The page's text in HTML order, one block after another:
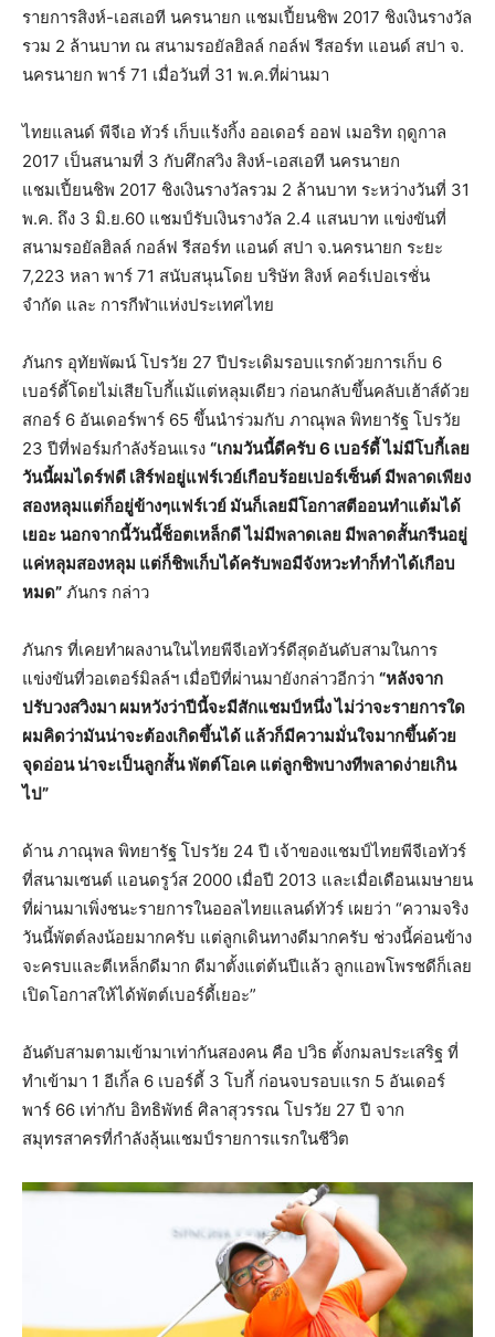
รายการสิงห์-เอสเอที นครนายก แชมเปี้ยนชิพ 2017 ชิงเงินรางวัล
รวม 2 ล้านบาท ณ สนามรอยัลฮิลล์ กอล์ฟ รีสอร์ท แอนด์ สปา จ.
นครนายก พาร์ 71 เมื่อวันที่ 31 พ.ค.ที่ผ่านมา
ไทยแลนด์ พีจีเอ ทัวร์ เก็บแร้งกิ้ง ออเดอร์ ออฟ เมอริท ฤดูกาล
2017 เป็นสนามที่ 3 กับศึกสวิง สิงห์-เอสเอที นครนายก
แชมเปี้ยนชิพ 2017 ชิงเงินรางวัลรวม 2 ล้านบาท ระหว่างวันที่ 31
พ.ค. ถึง 3 มิ.ย.60 แชมป์รับเงินรางวัล 2.4 แสนบาท แข่งขันที่
สนามรอยัลฮิลล์ กอล์ฟ รีสอร์ท แอนด์ สปา จ.นครนายก ระยะ
7,223 หลา พาร์ 71 สนับสนุนโดย บริษัท สิงห์ คอร์เปอเรชั่น
จำกัด และ การกีฬาแห่งประเทศไทย
ภันกร อุทัยพัฒน์ โปรวัย 27 ปีประเดิมรอบแรกด้วยการเก็บ 6
เบอร์ดี้โดยไม่เสียโบกี้แม้แต่หลุมเดียว ก่อนกลับขึ้นคลับเฮ้าส์ด้วย
สกอร์ 6 อันเดอร์พาร์ 65 ขึ้นนำร่วมกับ ภาณุพล พิทยารัฐ โปรวัย
23 ปีที่ฟอร์มกำลังร้อนแรง “เกมวันนี้ดีครับ 6 เบอร์ดี้ ไม่มีโบกี้เลย
วันนี้ผมไดร์ฟดี เสิร์ฟอยู่แฟร์เวย์เกือบร้อยเปอร์เซ็นต์ มีพลาดเพียง
สองหลุมแต่ก็อยู่ข้างๆแฟร์เวย์ มันก็เลยมีโอกาสตีออนทำแต้มได้
เยอะ นอกจากนี้วันนี้ช็อตเหล็กดี ไม่มีพลาดเลย มีพลาดสั้นกรีนอยู่
แค่หลุมสองหลุม แต่ก็ชิพเก็บได้ครับพอมีจังหวะทำก็ทำได้เกือบ
หมด” ภันกร กล่าว
ภันกร ที่เคยทำผลงานในไทยพีจีเอทัวร์ดีสุดอันดับสามในการ
แข่งขันที่วอเตอร์มิลล์ฯ เมื่อปีที่ผ่านมายังกล่าวอีกว่า “หลังจาก
ปรับวงสวิงมา ผมหวังว่าปีนี้จะมีสักแชมป์หนึ่ง ไม่ว่าจะรายการใด
ผมคิดว่ามันน่าจะต้องเกิดขึ้นได้ แล้วก็มีความมั่นใจมากขึ้นด้วย
จุดอ่อน น่าจะเป็นลูกสั้น พัตต์โอเค แต่ลูกชิพบางทีพลาดง่ายเกิน
ไป”
ด้าน ภาณุพล พิทยารัฐ โปรวัย 24 ปี เจ้าของแชมป์ไทยพีจีเอทัวร์
ที่สนามเซนต์ แอนดรูว์ส 2000 เมื่อปี 2013 และเมื่อเดือนเมษายน
ที่ผ่านมาเพิ่งชนะรายการในออลไทยแลนด์ทัวร์ เผยว่า “ความจริง
วันนี้พัตต์ลงน้อยมากครับ แต่ลูกเดินทางดีมากครับ ช่วงนี้ค่อนข้าง
จะครบและตีเหล็กดีมาก ดีมาตั้งแต่ต้นปีแล้ว ลูกแอพโพรชดีก็เลย
เปิดโอกาสให้ได้พัตต์เบอร์ดี้เยอะ”
อันดับสามตามเข้ามาเท่ากันสองคน คือ ปวิธ ตั้งกมลประเสริฐ ที่
ทำเข้ามา 1 อีเกิ้ล 6 เบอร์ดี้ 3 โบกี้ ก่อนจบรอบแรก 5 อันเดอร์
พาร์ 66 เท่ากับ อิทธิพัทธ์ ศิลาสุวรรณ โปรวัย 27 ปี จาก
สมุทรสาครที่กำลังลุ้นแชมป์รายการแรกในชีวิต